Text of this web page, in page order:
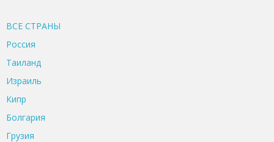
ВСЕ CТРАНЫ
Россия
Таиланд
Израиль
Кипр
Болгария
Грузия